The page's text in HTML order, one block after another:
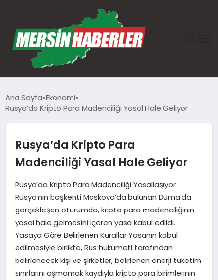
GÜNDEM
EKONOMI
SAĞLIK
TEKNOLOJI
SPOR
YAŞAM
Ana Sayfa Ekonomi
Rusya’da Kripto Para Madenciliği Yasal Hale Geliyor
Rusya’da Kripto Para
Madenciliği Yasal Hale Geliyor
Rusya’da Kripto Para Madenciliği Yasallaşıyor
Rusya’nın başkenti Moskova’da bulunan Duma’da
gerçekleşen oturumda, kripto para madenciliğinin
yasal hale gelmesini içeren yasa kabul edildi.
Yasaya Göre Belirlenen Kurallar Yasanın kabul
edilmesiyle birlikte, Rus hükümeti tarafından
belirlenecek kişi ve şirketler, belirlenen enerji tüketim
sınırlarını aşmamak kaydıyla kripto para birimlerinin